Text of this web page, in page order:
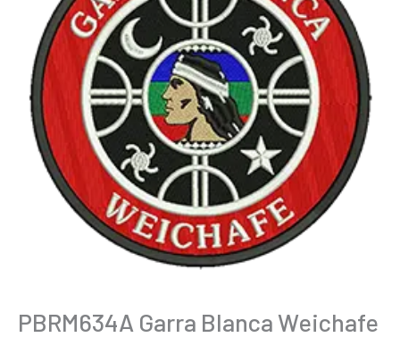
PBRM634A Garra Blanca Weichafe